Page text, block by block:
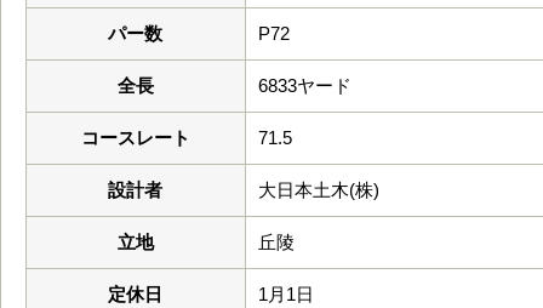
パー数 P72
全長 6833ヤード
コースレート 71.5
設計者 大日本土木(株)
立地 丘陵
定休日 1月1日